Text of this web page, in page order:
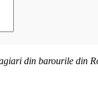
din barourile din